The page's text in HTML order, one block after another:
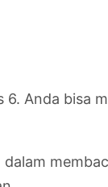
Anda bisa